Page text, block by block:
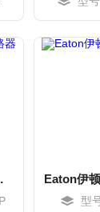
路器
型